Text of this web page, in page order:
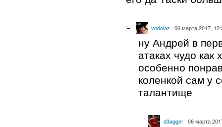
vodolaz 06 марта 2017,
ну Андрей в
атаках чудо как
особенно
коленкой сам у
талантище
d3agger 06 марта